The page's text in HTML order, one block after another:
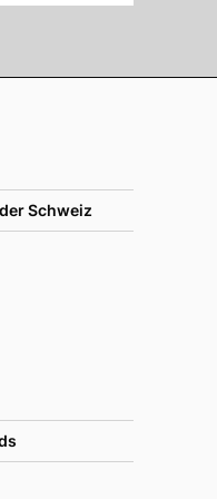
Schweiz